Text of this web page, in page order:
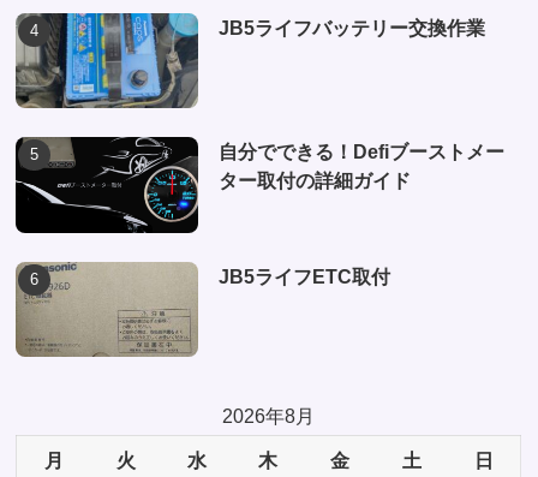
JB5ライフバッテリー交換作業
自分でできる！Defiブーストメー
ター取付の詳細ガイド
JB5ライフETC取付
2026年8月
月 火 水 木 金 土 日